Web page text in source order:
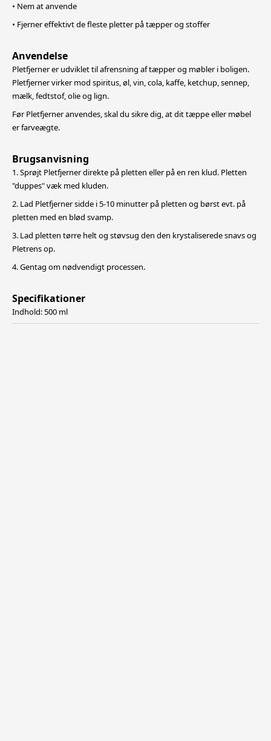
• Nem at anvende
• Fjerner effektivt de fleste pletter på tæpper og stoffer
Anvendelse
Pletfjerner er udviklet til afrensning af tæpper og møbler i boligen.
Pletfjerner virker mod spiritus, øl, vin, cola, kaffe, ketchup, sennep,
mælk, fedtstof, olie og lign.
Før Pletfjerner anvendes, skal du sikre dig, at dit tæppe eller møbel
er farveægte.
Brugsanvisning
1. Sprøjt Pletfjerner direkte på pletten eller på en ren klud. Pletten
"duppes" væk med kluden.
2. Lad Pletfjerner sidde i 5-10 minutter på pletten og børst evt. på
pletten med en blød svamp.
3. Lad pletten tørre helt og støvsug den den krystaliserede snavs og
Pletrens op.
4. Gentag om nødvendigt processen.
Specifikationer
Indhold: 500 ml